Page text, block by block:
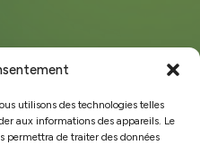
utilisons des technologies telles
aux informations des appareils. Le
permettra de traiter des données